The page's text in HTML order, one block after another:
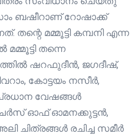
ബഷീറാണ് റോഷാക്ക്
തന്റെ മമ്മൂട്ടി കമ്പനി എന്ന
തന്നെ
ഷറഫുദീൻ, ജഗദീഷ്,
കോട്ടയം നസീർ,
വേഷങ്ങൾ
ഓഫ് ഓമനക്കുട്ടൻ,
ചിത്രങ്ങൾ രചിച്ച സമീർ